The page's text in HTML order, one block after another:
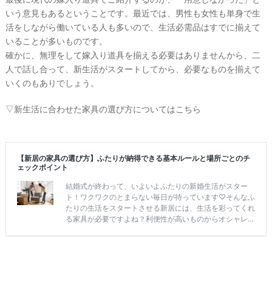
いう意見もあるということです。最近では、男性も女性も単身で生
活をしながら働いている人も多いので、生活必需品はすでに揃えて
いることが多いものです。
確かに、無理をして嫁入り道具を揃える必要はありませんから、二
人で話し合って、新生活がスタートしてから、必要なものを揃えて
いくのもありでしょう。
▽新生活に合わせた家具の選び方についてはこちら